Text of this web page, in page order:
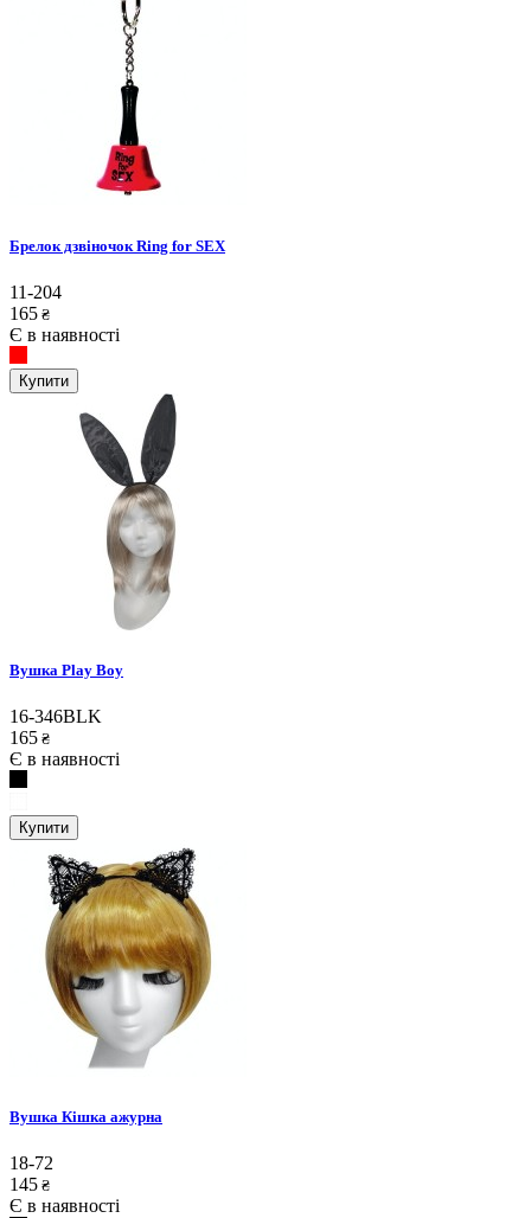
Брелок дзвіночок Ring for SEX
11-204
165 ₴
Є в наявності
Купити
Вушка Play Boy
16-346BLK
165 ₴
Є в наявності
Купити
Вушка Кішка ажурна
18-72
145 ₴
Є в наявності